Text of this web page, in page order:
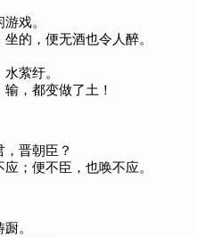
戏。
的，便无酒也令人醉。
萦纡。
，都变做了土！
晋朝臣？
；便不臣，也唤不应。
。